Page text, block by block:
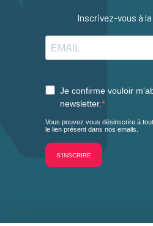
Inscrivez-vous à